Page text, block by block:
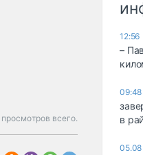
просмотров всего.
12:56
–
09:48
в
05.08